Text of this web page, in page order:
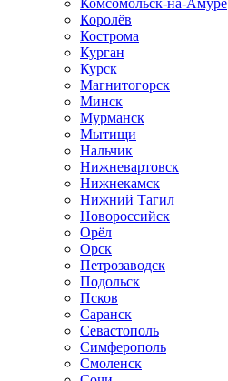
Комсомольск-на-Амуре
Королёв
Кострома
Курган
Курск
Магнитогорск
Минск
Мурманск
Мытищи
Нальчик
Нижневартовск
Нижнекамск
Нижний Тагил
Новороссийск
Орёл
Орск
Петрозаводск
Подольск
Псков
Саранск
Севастополь
Симферополь
Смоленск